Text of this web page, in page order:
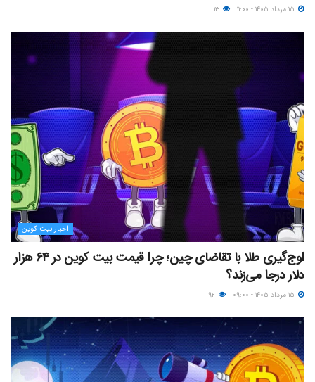
اخبار بیت کوین
اوج‌گیری طلا با تقاضای چین؛ چرا قیمت بیت کوین در ۶۴ هزار
دلار درجا می‌زند؟